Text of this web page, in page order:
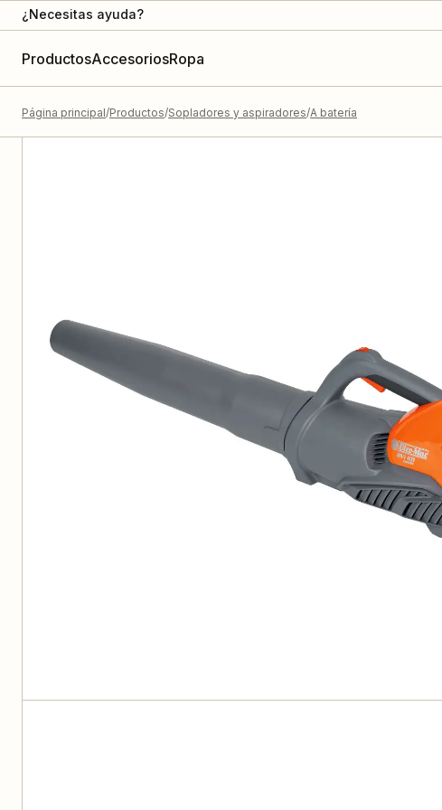
¿Necesitas ayuda?
ProductosAccesoriosRopa
Página principal Productos Sopladores y aspiradores A batería